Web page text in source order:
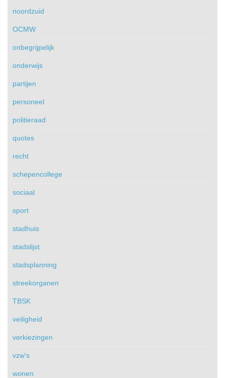
noordzuid
OCMW
onbegrijpelijk
onderwijs
partijen
personeel
politieraad
quotes
recht
schepencollege
sociaal
sport
stadhuis
stadslijst
stadsplanning
streekorganen
TBSK
veiligheid
verkiezingen
vzw's
wonen